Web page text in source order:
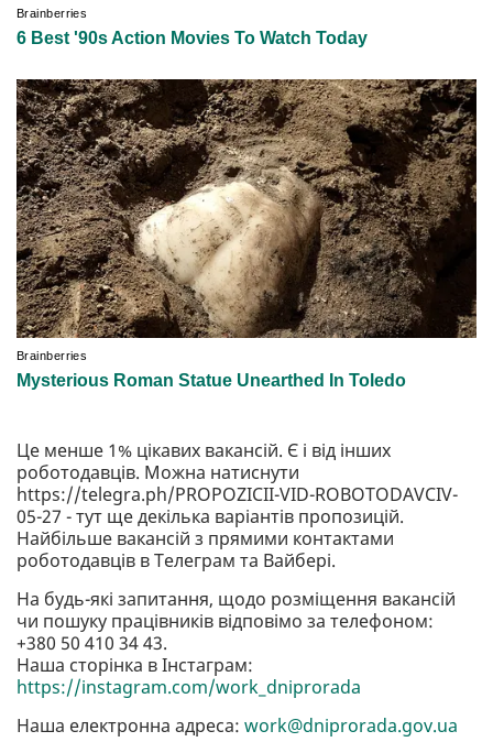
Це менше 1% цікавих вакансій. Є і від інших
роботодавців. Можна натиснути
https://telegra.ph/PROPOZICІI-VІD-ROBOTODAVCІV-
05-27 - тут ще декілька варіантів пропозицій.
Найбільше вакансій з прямими контактами
роботодавців в Телеграм та Вайбері.
На будь-які запитання, щодо розміщення вакансій
чи пошуку працівників відповімо за телефоном:
+380 50 410 34 43.
Наша сторінка в Інстаграм:
https://instagram.com/work_dniprorada
Наша електронна адреса: work@dniprorada.gov.ua